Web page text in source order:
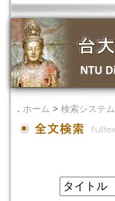
． ホーム > 検索システム